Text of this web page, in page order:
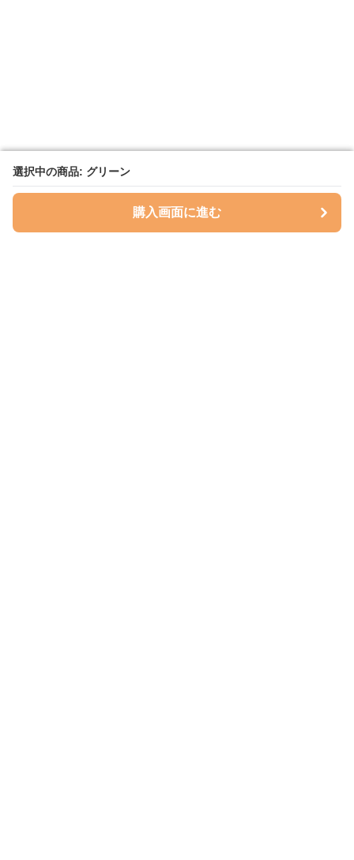
選択中の商品: グリーン
購入画面に進む
選択中の商品: グリーン
購入画面に進む